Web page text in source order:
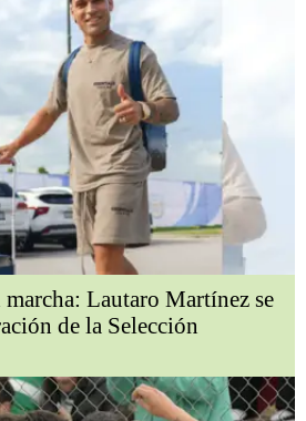
marcha: Lautaro Martínez se
de la Selección